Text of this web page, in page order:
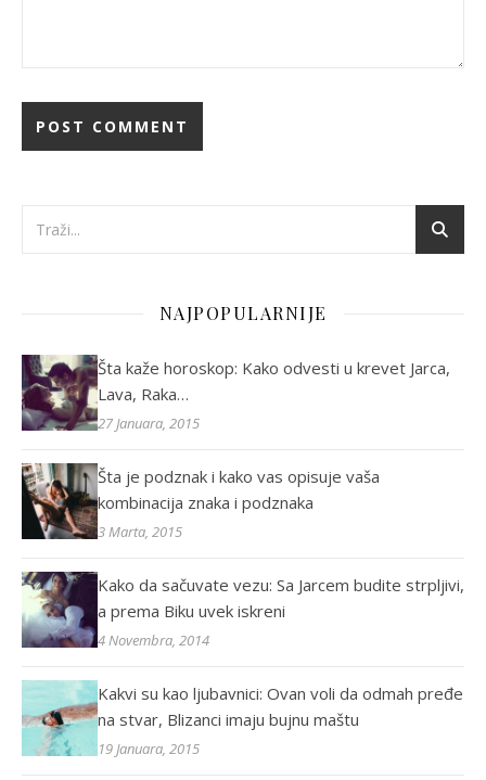
NAJPOPULARNIJE
Šta kaže horoskop: Kako odvesti u krevet Jarca,
Lava, Raka…
27 Januara, 2015
Šta je podznak i kako vas opisuje vaša
kombinacija znaka i podznaka
3 Marta, 2015
Kako da sačuvate vezu: Sa Jarcem budite strpljivi,
a prema Biku uvek iskreni
4 Novembra, 2014
Kakvi su kao ljubavnici: Ovan voli da odmah pređe
na stvar, Blizanci imaju bujnu maštu
19 Januara, 2015